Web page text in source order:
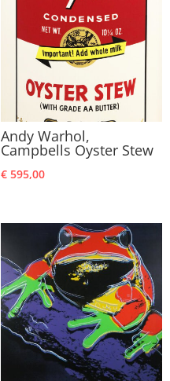
Andy Warhol,
Campbells Oyster Stew
€595,00